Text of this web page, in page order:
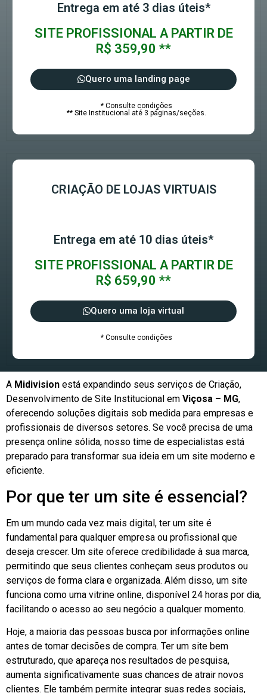
Entrega em até 3 dias úteis*
SITE PROFISSIONAL A PARTIR DE
R$ 359,90 **
Quero uma landing page
* Consulte condições
** Site Institucional até 3 páginas/seções.
CRIAÇÃO DE LOJAS VIRTUAIS
Entrega em até 10 dias úteis*
SITE PROFISSIONAL A PARTIR DE
R$ 659,90 **
Quero uma loja virtual
* Consulte condições
A Midivision está expandindo seus serviços de Criação,
Desenvolvimento de Site Institucional em Viçosa – MG,
oferecendo soluções digitais sob medida para empresas e
profissionais de diversos setores. Se você precisa de uma
presença online sólida, nosso time de especialistas está
preparado para transformar sua ideia em um site moderno e
eficiente.
Por que ter um site é essencial?
Em um mundo cada vez mais digital, ter um site é
fundamental para qualquer empresa ou profissional que
deseja crescer. Um site oferece credibilidade à sua marca,
permitindo que seus clientes conheçam seus produtos ou
serviços de forma clara e organizada. Além disso, um site
funciona como uma vitrine online, disponível 24 horas por dia,
facilitando o acesso ao seu negócio a qualquer momento.
Hoje, a maioria das pessoas busca por informações online
antes de tomar decisões de compra. Ter um site bem
estruturado, que apareça nos resultados de pesquisa,
aumenta significativamente suas chances de atrair novos
clientes. Ele também permite integrar suas redes sociais,